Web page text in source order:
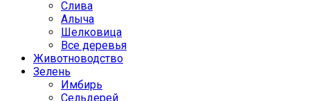
Слива
Алыча
Шелковица
Все деревья
Животноводство
Зелень
Имбирь
Сельдерей